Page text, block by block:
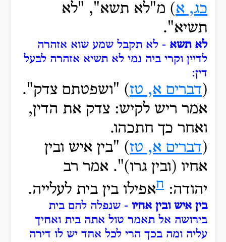
כג, א) מ"לא תשא", "לא
תשיא".
לא תשא - לא תקבל שמע שוא אזהרה
לדיין וקרי ביה נמי לא תשיא אזהרה לבעל
דין:
(דברים א, טז) "ושפטתם צדק".
אמר ריש לקיש: צדק את הדין,
ואחר כך חתכהו.
(דברים א, טז) "בין איש ובין
אחיו (ובין גרו)". אמר רב
יהודה: חאפילו בין בית לעלייה.
בין איש ובין אחיו - שנפלה להם בית
בירושה אל תאמר טול אתה בית ואחיך
עליה ומה בכך הרי לכל אחד יש לו דירה